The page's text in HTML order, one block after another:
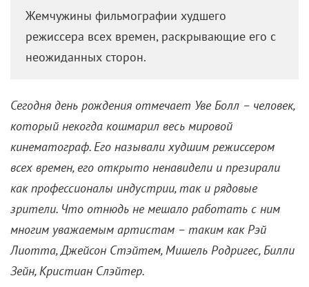
Жемчужины фильмографии худшего
режиссера всех времен, раскрывающие его с
неожиданных сторон.
Сегодня день рождения отмечает Уве Болл – человек,
который некогда кошмарил весь мировой
кинематограф. Его называли худшим режиссером
всех времен, его открыто ненавидели и презирали
как профессионалы индустрии, так и рядовые
зрители. Что отнюдь не мешало работать с ним
многим уважаемым артистам – таким как Рэй
Лиотта, Джейсон Стэйтем, Мишель Родригес, Билли
Зейн, Кристиан Слэйтер.